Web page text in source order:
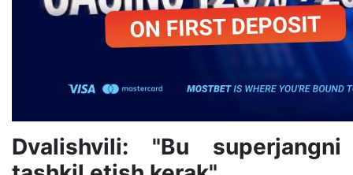
Dvalishvili: "Bu superjangni